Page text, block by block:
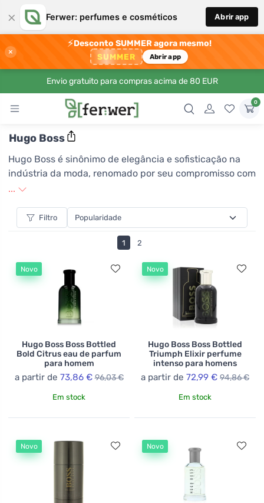
× Ferwer: perfumes e cosméticos Abrir app
×
⚡Desconto SUMMER agora mesmo!
SUMMER Abrir app
Envio gratuito para compras acima de 80 EUR
0
Hugo Boss
Hugo Boss é sinônimo de elegância e sofisticação na
indústria da moda, renomado por seu compromisso com
a qualidade de primeira classe e design atemporal. A
roupas de luxo, acessórios até perfumes, que
combinam tendências modernas com estilo clássico.
Cada peça do atelier Hugo Boss é cuidadosamente
clientes não apenas uma aparência estilosa, mas
também um conforto excepcional. Graças à sua longa
tradição e constante inovação, Hugo Boss tornou-se
um ícone no mundo da moda, atraindo tanto homens
quanto mulheres que valorizam qualidade e um gosto
refinado.
...
Filtro
1 2
Novo
Hugo Boss Boss Bottled
Bold Citrus eau de parfum
para homem
a partir de 73,86 € 96,03 €
Em stock
Novo
Hugo Boss Boss Bottled
Triumph Elixir perfume
intenso para homens
a partir de 72,99 € 94,86 €
Em stock
Novo Novo